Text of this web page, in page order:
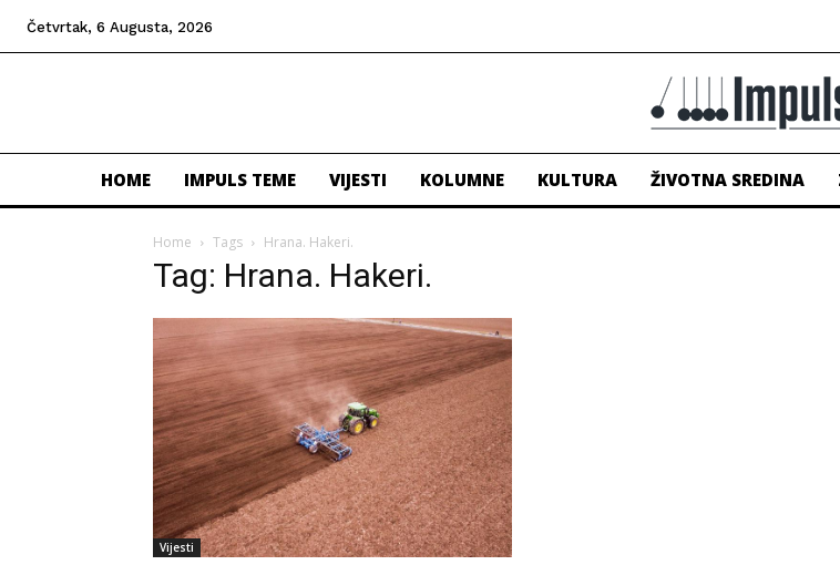
Četvrtak, 6 Augusta, 2026
HOME IMPULS TEME VIJESTI KOLUMNE KULTURA ŽIVOTNA SREDINA
Home Tags Hrana. Hakeri.
Tag: Hrana. Hakeri.
Vijesti